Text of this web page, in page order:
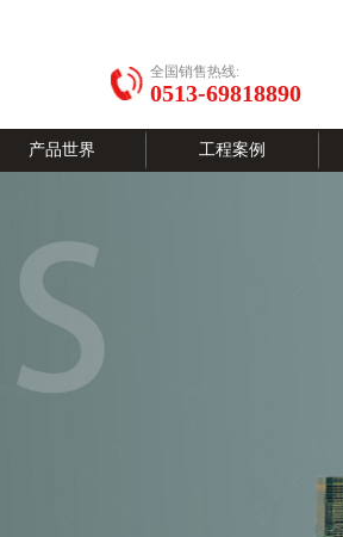
全国销售热线:
0513-69818890
产品世界 工程案例